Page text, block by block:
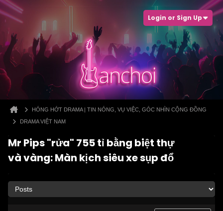
Login or Sign Up
HÓNG HỚT DRAMA | TIN NÓNG, VỤ VIỆC, GÓC NHÌN CỘNG ĐỒNG
DRAMA VIỆT NAM
Mr Pips "rửa" 755 tỉ bằng biệt thự
và vàng: Màn kịch siêu xe sụp đổ